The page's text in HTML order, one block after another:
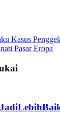
Kasus
Pasar Eropa